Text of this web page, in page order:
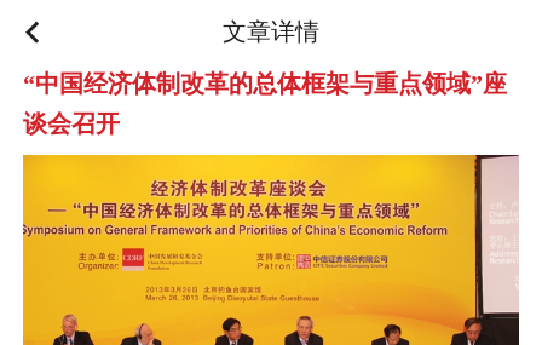
文章详情
“中国经济体制改革的总体框架与重点领域”座
谈会召开